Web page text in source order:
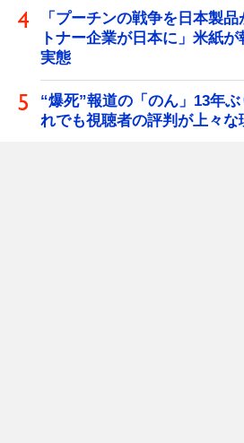
「プーチンの戦争を日本製
トナー企業が日本に」米紙
実態
“爆死”報道の「のん」13年
れでも視聴者の評判が上々な